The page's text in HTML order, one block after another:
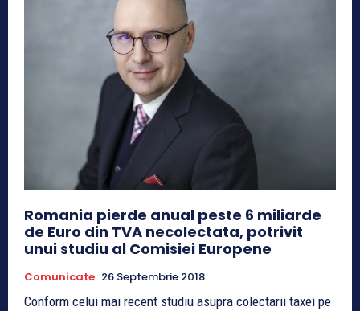
Romania pierde anual peste 6 miliarde
de Euro din TVA necolectata, potrivit
unui studiu al Comisiei Europene
Comunicate 26 Septembrie 2018
Conform celui mai recent studiu asupra colectarii taxei pe